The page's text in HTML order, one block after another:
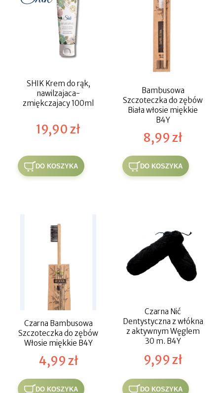
SHIK Krem do rąk,
nawilzajaca-
zmiękczajacy 100ml
19,90 zł
DO KOSZYKA
Bambusowa
Szczoteczka do zębów
Biała włosie miękkie
B4Y
8,99 zł
DO KOSZYKA
Czarna Bambusowa
Szczoteczka do zębów
Włosie miękkie B4Y
4,99 zł
DO KOSZYKA
Czarna Nić
Dentystyczna z włókna
z aktywnym Węglem
30 m. B4Y
9,99 zł
DO KOSZYKA